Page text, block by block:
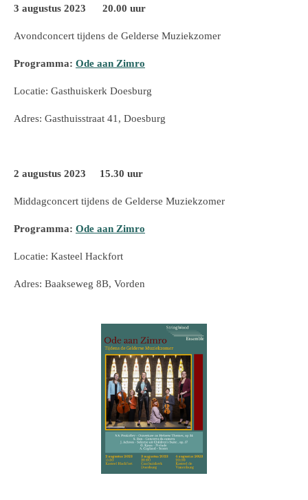
3 augustus 2023 20.00 uur
Avondconcert tijdens de Gelderse Muziekzomer
Programma: Ode aan Zimro
Locatie: Gasthuiskerk Doesburg
Adres: Gasthuisstraat 41, Doesburg
2 augustus 2023 15.30 uur
Middagconcert tijdens de Gelderse Muziekzomer
Programma: Ode aan Zimro
Locatie: Kasteel Hackfort
Adres: Baakseweg 8B, Vorden